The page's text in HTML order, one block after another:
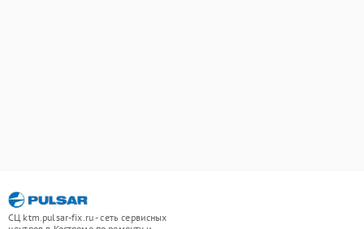
СЦ ktm.pulsar-fix.ru - сеть сервисных